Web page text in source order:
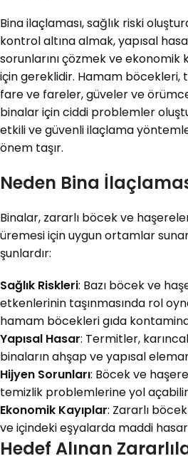
Bina ilaçlaması, sağlık riski
kontrol altına almak, yapısal
sorunlarını çözmek ve ekonomik
için gereklidir. Hamam böcekleri,
fare ve fareler, güveler ve
binalar için ciddi problemler
etkili ve güvenli ilaçlama
önem taşır.
Neden Bina
Binalar, zararlı böcek ve
üremesi için uygun ortamlar
şunlardır:
Sağlık Riskleri: Bazı böcek ve
etkenlerinin taşınmasında rol
hamam böcekleri gıda
Yapısal Hasar: Termitler,
binaların ahşap ve yapısal
Hijyen Sorunları: Böcek ve
temizlik problemlerine yol
Ekonomik Kayıplar: Zararlı
ve içindeki eşyalarda maddi
Hedef Alınan